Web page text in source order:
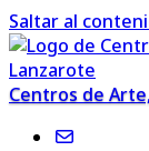
Saltar al
Centros de